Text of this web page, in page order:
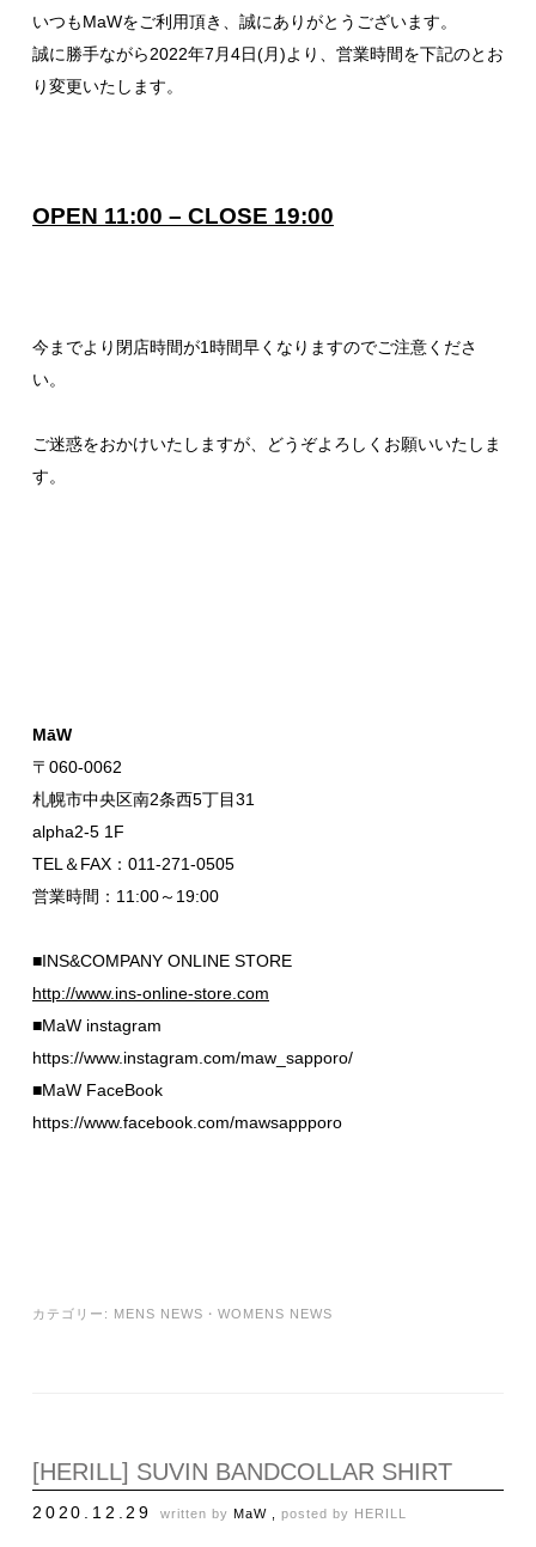
いつもMaWをご利用頂き、誠にありがとうございます。
誠に勝手ながら2022年7月4日(月)より、営業時間を下記のとお
り変更いたします。
OPEN 11:00 – CLOSE 19:00
今までより閉店時間が1時間早くなりますのでご注意くださ
い。
ご迷惑をおかけいたしますが、どうぞよろしくお願いいたしま
す。
MāW
〒060-0062
札幌市中央区南2条西5丁目31
alpha2-5 1F
TEL＆FAX：011-271-0505
営業時間：11:00～19:00
■INS&COMPANY ONLINE STORE
http://www.ins-online-store.com
■MaW instagram
https://www.instagram.com/maw_sapporo/
■MaW FaceBook
https://www.facebook.com/mawsappporo
カテゴリー: MENS NEWS ・ WOMENS NEWS
[HERILL] SUVIN BANDCOLLAR SHIRT
2020.12.29 written by MaW , posted by HERILL